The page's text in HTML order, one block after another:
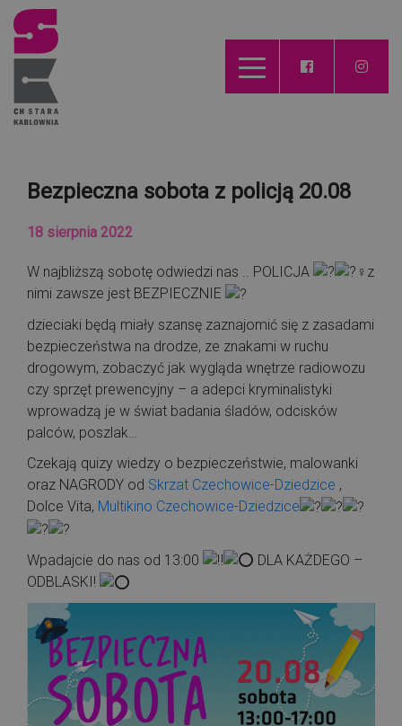
Bezpieczna sobota z policją 20.08
18 sierpnia 2022
W najbliższą sobotę odwiedzi nas .. POLICJA
z
nimi zawsze jest BEZPIECZNIE
dzieciaki będą miały szansę zaznajomić się z zasadami
bezpieczeństwa na drodze, ze znakami w ruchu
drogowym, zobaczyć jak wygląda wnętrze radiowozu
czy sprzęt prewencyjny – a adepci kryminalistyki
wprowadzą je w świat badania śladów, odcisków
palców, poszlak…
Czekają quizy wiedzy o bezpieczeństwie, malowanki
oraz NAGRODY od Skrzat Czechowice-Dziedzice ,
Dolce Vita, Multikino Czechowice-Dziedzice
Wpadajcie do nas od 13:00
DLA KAŻDEGO –
ODBLASKI!